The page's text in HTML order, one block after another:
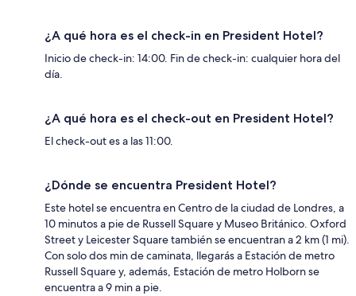
¿A qué hora es el check-in en President Hotel?
Inicio de check-in: 14:00. Fin de check-in: cualquier hora del
día.
¿A qué hora es el check-out en President Hotel?
El check-out es a las 11:00.
¿Dónde se encuentra President Hotel?
Este hotel se encuentra en Centro de la ciudad de Londres, a
10 minutos a pie de Russell Square y Museo Británico. Oxford
Street y Leicester Square también se encuentran a 2 km (1 mi).
Con solo dos min de caminata, llegarás a Estación de metro
Russell Square y, además, Estación de metro Holborn se
encuentra a 9 min a pie.